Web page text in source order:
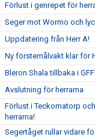
Förlust i genrepet för
Seger mot Wormo och
Uppdatering från Herr A!
Ny förstemålvakt klar för
Bleron Shala tillbaka i
Avslutning för herrarna
Förlust i Teckomatorp
herrarna!
Segertåget rullar vidare